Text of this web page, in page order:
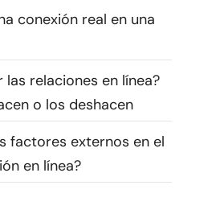
conexión real en una
las relaciones en línea?
o los deshacen
factores externos en el
en línea?